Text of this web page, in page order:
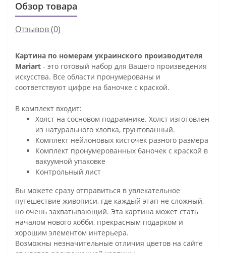
Обзор товара
Отзывов (0)
Картина по номерам украинского производителя
Mariart - это готовый набор для Вашего произведения
искусства. Все области пронумерованы и
соответствуют цифре на баночке с краской.
В комплект входит:
Холст на сосновом подрамнике. Холст изготовлен
из натурального хлопка, грунтованный.
Комплект нейлоновых кисточек разного размера
Комплект пронумерованных баночек с краской в
вакуумной упаковке
Контрольный лист
Вы можете сразу отправиться в увлекательное
путешествие живописи, где каждый этап не сложный,
но очень захватывающий. Эта картина может стать
началом нового хобби, прекрасным подарком и
хорошим элементом интерьера.
Возможны незначительные отличия цветов на сайте